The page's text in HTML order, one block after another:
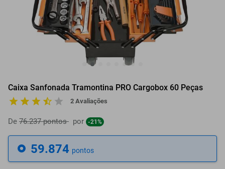
Caixa Sanfonada Tramontina PRO Cargobox 60 Peças
2 Avaliações
De 76.237 pontos por -21%
59.874 pontos